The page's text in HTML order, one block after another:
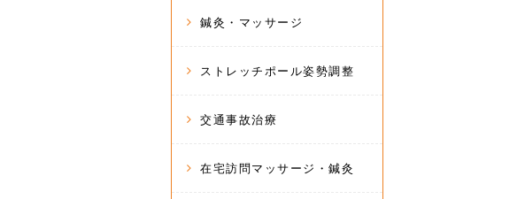
鍼灸・マッサージ
ストレッチポール姿勢調整
交通事故治療
在宅訪問マッサージ・鍼灸